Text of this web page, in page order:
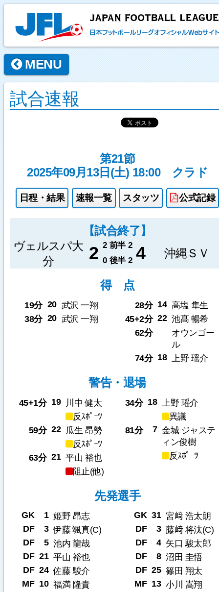
MENU
試合速報
第21節
2025年09月13日(土) 18:00
クラド
日程・結果 速報一覧 スタッツ 公式記録
【試合終了】
ヴェルスパ大
分
2 2 前半 2 4 沖縄ＳＶ
0 後半 2
得 点
19分 20 武沢 一翔
38分 20 武沢 一翔
28分 14 高塩 隼生
45+2分 22 池髙 暢希
62分
オウンゴー
ル
74分 18 上野 瑶介
警告・退場
45+1分 19
川中 健太
反ｽﾎﾟｰﾂ
59分 22 瓜生 昂勢
反ｽﾎﾟｰﾂ
63分 21 平山 裕也
阻止(他)
34分 18 上野 瑶介
異議
81分
7 金城 ジャステ
ィン俊樹
反ｽﾎﾟｰﾂ
先発選手
GK 1 姫野 昂志
DF
3 伊藤 颯真(C)
DF
5 池内 龍哉
DF 21 平山 裕也
DF 24 佐藤 駿介
MF 10 福満 隆貴
GK 31 宮﨑 浩太朗
DF
3 藤﨑 将汰(C)
DF
4 矢口 駿太郎
DF
8 沼田 圭悟
DF 25 篠田 翔太
MF 13 小川 嵩翔